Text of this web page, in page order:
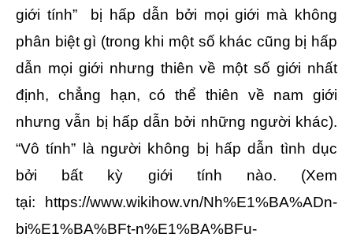
giới tính” bị hấp dẫn bởi mọi giới mà không
phân biệt gì (trong khi một số khác cũng bị hấp
dẫn mọi giới nhưng thiên về một số giới nhất
định, chẳng hạn, có thể thiên về nam giới
nhưng vẫn bị hấp dẫn bởi những người khác).
“Vô tính” là người không bị hấp dẫn tình dục
bởi bất kỳ giới tính nào. (Xem
tại: https://www.wikihow.vn/Nh%E1%BA%ADn-
bi%E1%BA%BFt-n%E1%BA%BFu-